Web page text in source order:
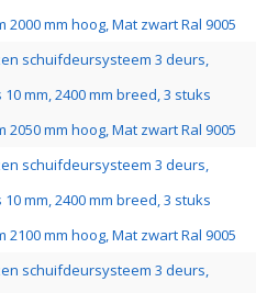
2000 mm hoog, Mat zwart Ral 9005
schuifdeursysteem 3 deurs,
mm, 2400 mm breed, 3 stuks
2050 mm hoog, Mat zwart Ral 9005
schuifdeursysteem 3 deurs,
mm, 2400 mm breed, 3 stuks
2100 mm hoog, Mat zwart Ral 9005
schuifdeursysteem 3 deurs,